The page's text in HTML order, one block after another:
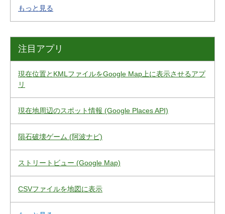
もっと見る
注目アプリ
現在位置とKMLファイルをGoogle Map上に表示させるアプ
リ
現在地周辺のスポット情報 (Google Places API)
隕石破壊ゲーム (阿波ナビ)
ストリートビュー (Google Map)
CSVファイルを地図に表示